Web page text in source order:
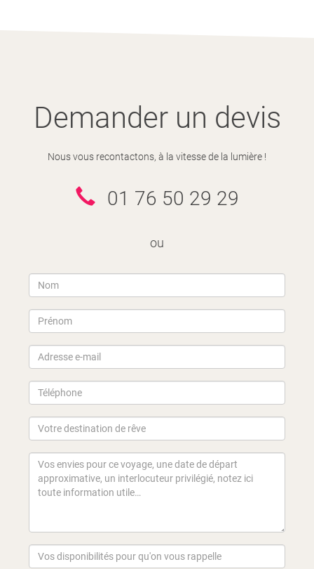
Demander un devis
Nous vous recontactons, à la vitesse de la lumière !
01 76 50 29 29
ou